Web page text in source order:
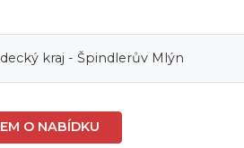
kraj - Špindlerův Mlýn
O NABÍDKU